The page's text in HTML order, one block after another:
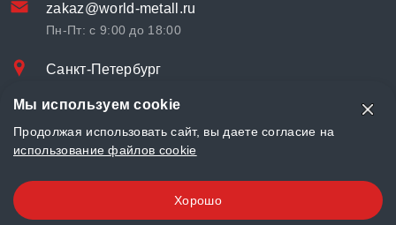
zakaz@world-metall.ru
Пн-Пт: с 9:00 до 18:00
Санкт-Петербург
© «World Metall» 2025, Разработка и комплексное продвижение
"LCAgency"
Мы используем cookie
Продолжая использовать сайт, вы даете согласие на
использование файлов cookie
Хорошо